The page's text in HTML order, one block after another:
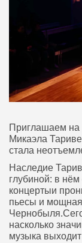
Приглашаем на
Микаэла
стала
Наследие
глубиной: в
концертыи
пьесы и
насколько
музыка